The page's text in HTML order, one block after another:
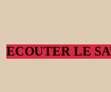
ECOUTER LE